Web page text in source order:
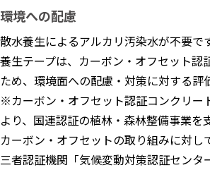
環境への配慮
散水養生によるアルカリ汚染水が不要で
養生テープは、カーボン・オフセット
ため、環境面への配慮・対策に対する評
※カーボン・オフセット認証コンクリー
より、国連認証の植林・森林整備事業を
カーボン・オフセットの取り組みに対し
三者認証機関「気候変動対策認証センタ